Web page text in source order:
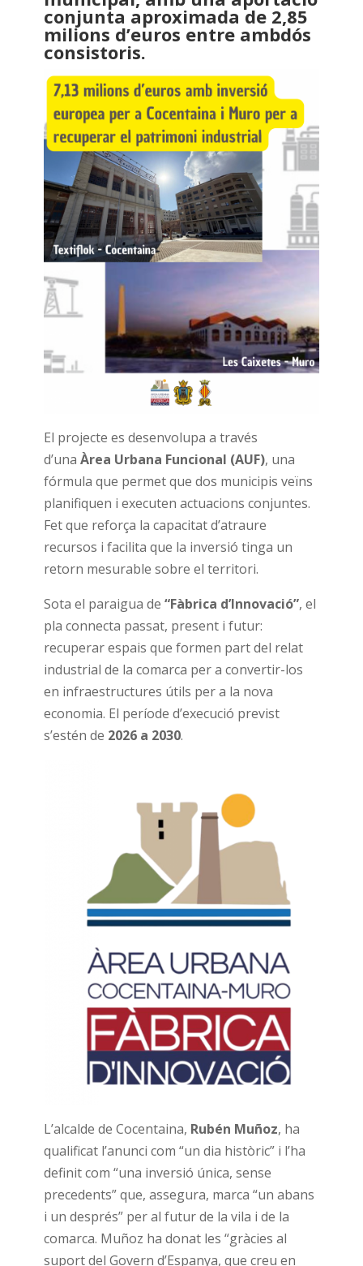
conjunta aproximada de 2,85
milions d’euros entre ambdós
consistoris.
El projecte es desenvolupa a través
d’una Àrea Urbana Funcional (AUF), una
fórmula que permet que dos municipis veïns
planifiquen i executen actuacions conjuntes.
Fet que reforça la capacitat d’atraure
recursos i facilita que la inversió tinga un
retorn mesurable sobre el territori.
Sota el paraigua de “Fàbrica d’Innovació”, el
pla connecta passat, present i futur:
recuperar espais que formen part del relat
industrial de la comarca per a convertir-los
en infraestructures útils per a la nova
economia. El període d’execució previst
s’estén de 2026 a 2030.
L’alcalde de Cocentaina, Rubén Muñoz, ha
qualificat l’anunci com “un dia històric” i l’ha
definit com “una inversió única, sense
precedents” que, assegura, marca “un abans
i un després” per al futur de la vila i de la
comarca. Muñoz ha donat les “gràcies al
suport del Govern d’Espanya, que creu en